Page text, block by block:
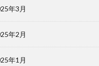
年3月
年2月
年1月